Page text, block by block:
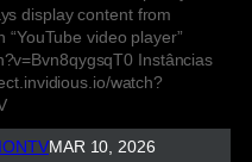
display content from
video player”
Instâncias
watch?
MAR 10, 2026